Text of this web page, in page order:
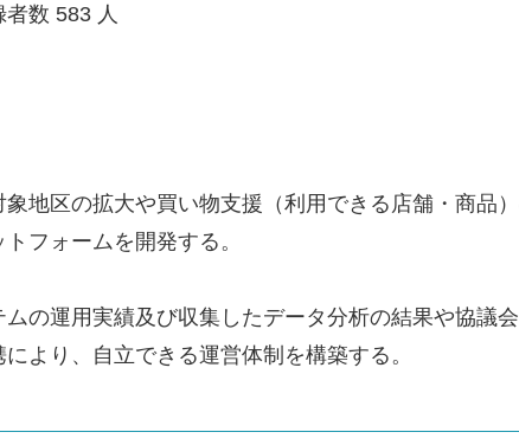
者数 583 人
象地区の拡大や買い物支援（利用できる店舗・商
フォームを開発する。
ムの運用実績及び収集したデータ分析の結果や協
より、自立できる運営体制を構築する。